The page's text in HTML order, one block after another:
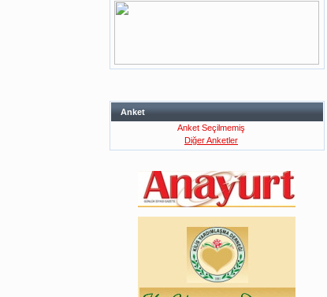
Anket
Anket Seçilmemiş
Diğer Anketler